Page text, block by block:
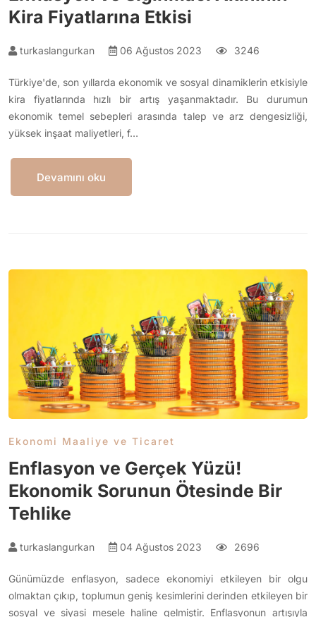
Kira Fiyatlarına Etkisi
turkaslangurkan 06 Ağustos 2023 3246
Türkiye'de, son yıllarda ekonomik ve sosyal dinamiklerin etkisiyle
kira fiyatlarında hızlı bir artış yaşanmaktadır. Bu durumun
ekonomik temel sebepleri arasında talep ve arz dengesizliği,
yüksek inşaat maliyetleri, f…
Devamını oku
Ekonomi Maaliye ve Ticaret
Enflasyon ve Gerçek Yüzü!
Ekonomik Sorunun Ötesinde Bir
Tehlike
turkaslangurkan 04 Ağustos 2023 2696
Günümüzde enflasyon, sadece ekonomiyi etkileyen bir olgu
olmaktan çıkıp, toplumun geniş kesimlerini derinden etkileyen bir
sosyal ve siyasi mesele haline gelmiştir. Enflasyonun artışıyla